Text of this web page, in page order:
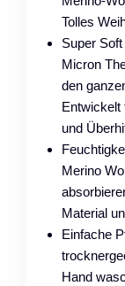
Tolles
Super
Micron
den
Entwickelt
und
Merino
Material
Einfache
Hand